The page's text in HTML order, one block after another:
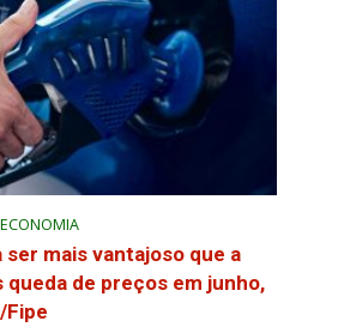
ECONOMIA
ser mais vantajoso que a
queda de preços em junho,
Fipe